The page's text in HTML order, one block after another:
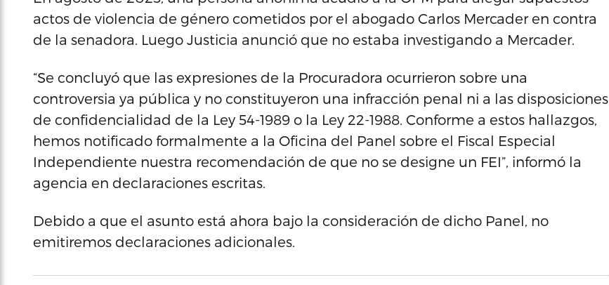
actos de violencia de género cometidos por el abogado Carlos Mercader en contra
de la senadora. Luego Justicia anunció que no estaba investigando a Mercader.
“Se concluyó que las expresiones de la Procuradora ocurrieron sobre una
controversia ya pública y no constituyeron una infracción penal ni a las disposiciones
de confidencialidad de la Ley 54-1989 o la Ley 22-1988. Conforme a estos hallazgos,
hemos notificado formalmente a la Oficina del Panel sobre el Fiscal Especial
Independiente nuestra recomendación de que no se designe un FEI”, informó la
agencia en declaraciones escritas.
Debido a que el asunto está ahora bajo la consideración de dicho Panel, no
emitiremos declaraciones adicionales.